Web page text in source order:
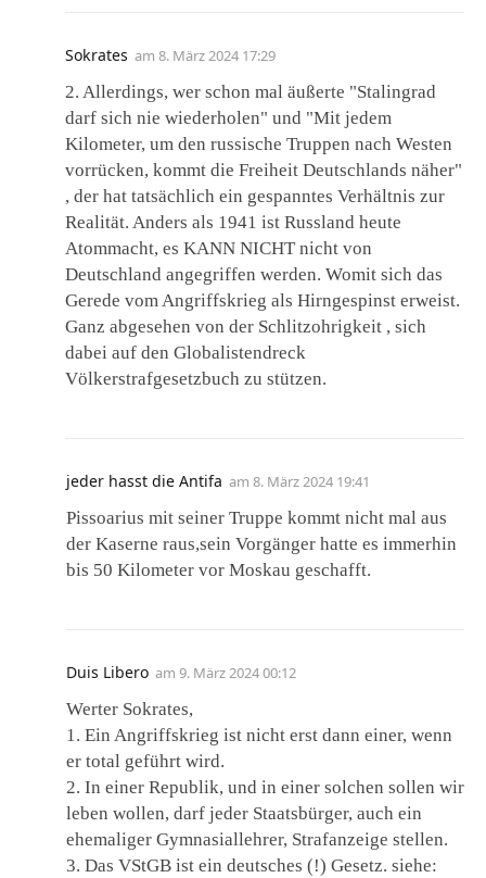
Sokrates am 8. März 2024 17:29
2. Allerdings, wer schon mal äußerte "Stalingrad
darf sich nie wiederholen" und "Mit jedem
Kilometer, um den russische Truppen nach Westen
vorrücken, kommt die Freiheit Deutschlands näher"
, der hat tatsächlich ein gespanntes Verhältnis zur
Realität. Anders als 1941 ist Russland heute
Atommacht, es KANN NICHT nicht von
Deutschland angegriffen werden. Womit sich das
Gerede vom Angriffskrieg als Hirngespinst erweist.
Ganz abgesehen von der Schlitzohrigkeit , sich
dabei auf den Globalistendreck
Völkerstrafgesetzbuch zu stützen.
jeder hasst die Antifa am 8. März 2024 19:41
Pissoarius mit seiner Truppe kommt nicht mal aus
der Kaserne raus,sein Vorgänger hatte es immerhin
bis 50 Kilometer vor Moskau geschafft.
Duis Libero am 9. März 2024 00:12
Werter Sokrates,
1. Ein Angriffskrieg ist nicht erst dann einer, wenn
er total geführt wird.
2. In einer Republik, und in einer solchen sollen wir
leben wollen, darf jeder Staatsbürger, auch ein
ehemaliger Gymnasiallehrer, Strafanzeige stellen.
3. Das VStGB ist ein deutsches (!) Gesetz. siehe: